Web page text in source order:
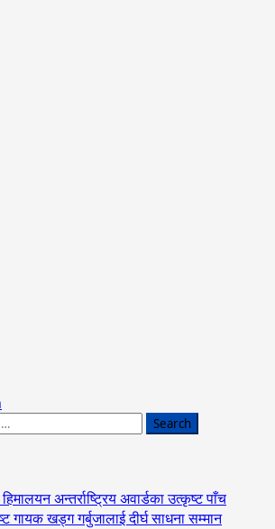
अन्तर्राष्ट्रिय अवार्डका उत्कृष्ट पाँच
गायक खड्ग गर्बुजालाई दीर्घ साधना सम्मान